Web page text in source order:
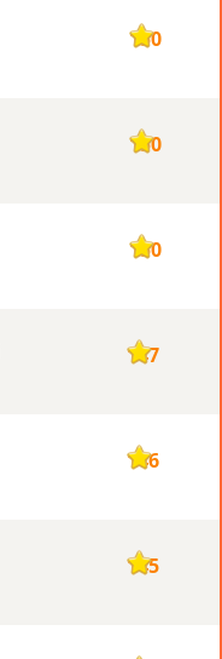
150
150
150
147
146
145